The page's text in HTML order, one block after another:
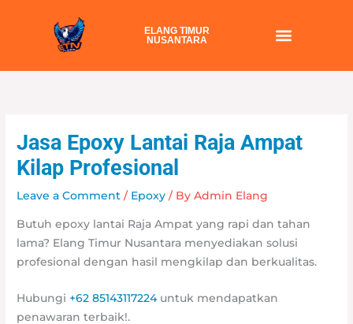
ELANG TIMUR
NUSANTARA
Jasa Epoxy Lantai Raja Ampat
Kilap Profesional
Leave a Comment / Epoxy / ByAdmin Elang
Butuh epoxy lantai Raja Ampat yang rapi dan tahan
lama? Elang Timur Nusantara menyediakan solusi
profesional dengan hasil mengkilap dan berkualitas.
Hubungi +62 85143117224untuk mendapatkan
penawaran terbaik!.